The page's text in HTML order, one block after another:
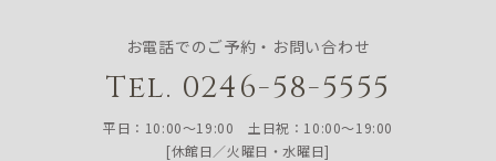
お電話でのご予約・お問い合わせ
Tel. 0246-58-5555
平日：10:00〜19:00 土日祝：10:00〜19:00
[休館日／火曜日・水曜日]